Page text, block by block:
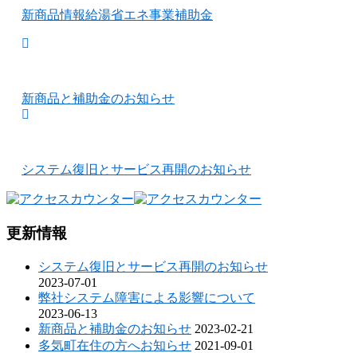
新商品情報給湯省エネ事業補助金
新商品と補助金のお知らせ
システム復旧とサービス再開のお知らせ
更新情報
システム復旧とサービス再開のお知らせ
2023-07-01
弊社システム障害による影響について
2023-06-13
新商品と補助金のお知らせ 2023-02-21
多気町在住の方へお知らせ 2021-09-01